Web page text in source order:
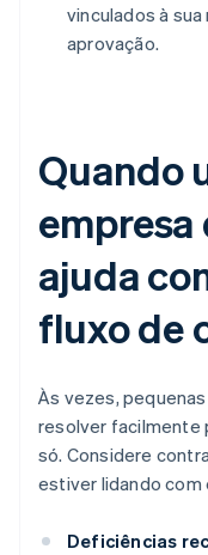
vinculados à
aprovação.
Quando
empresa
ajuda
fluxo de
Às vezes,
resolver facilmente
só. Considere
estiver lidando
Deficiências